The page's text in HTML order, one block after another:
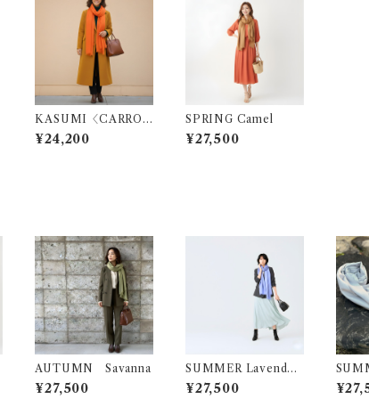
KASUMI〈CARRO
T〉
¥24,200
SPRING Camel
¥27,500
AUTUMN Savanna
¥27,500
SUMMER Lavender
Blue
¥27,500